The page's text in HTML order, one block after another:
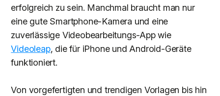
erfolgreich zu sein. Manchmal braucht man nur
eine gute Smartphone-Kamera und eine
zuverlässige Videobearbeitungs-App wie
Videoleap, die für iPhone und Android-Geräte
funktioniert.
Von vorgefertigten und trendigen Vorlagen bis hin